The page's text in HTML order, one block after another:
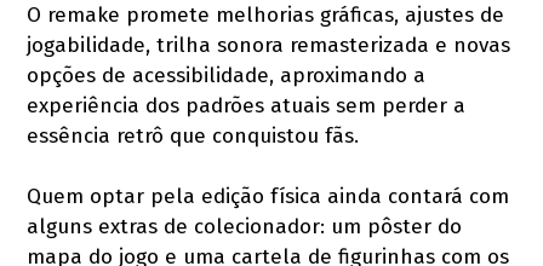
O remake promete melhorias gráficas, ajustes de
jogabilidade, trilha sonora remasterizada e novas
opções de acessibilidade, aproximando a
experiência dos padrões atuais sem perder a
essência retrô que conquistou fãs.
Quem optar pela edição física ainda contará com
alguns extras de colecionador: um pôster do
mapa do jogo e uma cartela de figurinhas com os